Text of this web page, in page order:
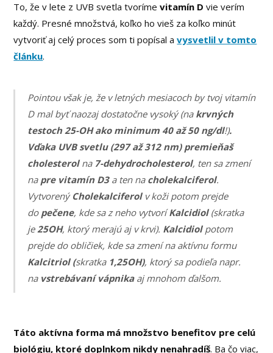
To, že v lete z UVB svetla tvorímevitamín D vie verím
každý. Presné množstvá, koľko ho vieš za koľko minút
vytvoriť aj celý proces som ti popísal avysvetlil v tomto
článku.
Pointou však je, že v letných mesiacoch by tvoj vitamín
D mal byť naozaj dostatočne vysoký (na krvných
testoch 25-OH ako minimum 40 až 50 ng/dl!).
Vďaka UVB svetlu (297 až 312 nm) premieňaš
cholesterolna 7-dehydrocholesterol, ten sa zmení
na pre vitamín D3a ten na cholekalciferol.
Vytvorený Cholekalciferol v koži potom prejde
do pečene, kde sa z neho vytvoríKalcidiol (skratka
je 25OH, ktorý merajú aj v krvi). Kalcidiolpotom
prejde do obličiek, kde sa zmení na aktívnu formu
Kalcitriol (skratka1,25OH), ktorý sa podieľa napr.
na vstrebávaní vápnikaaj mnohom ďalšom.
Táto aktívna forma má množstvo benefitov pre celú
biológiu, ktoré doplnkom nikdy nenahradíš. Ba čo viac,